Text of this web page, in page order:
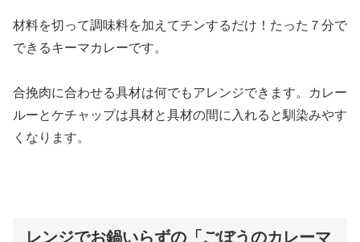
材料を切って調味料を加えてチンするだけ！たった７分で
できるキーマカレーです。
合挽肉に合わせる具材は何でもアレンジできます。カレー
ルーとケチャップは具材と具材の間に入れると馴染みやす
くなります。
レンジでお鍋いらずの「ごぼうのカレーマ